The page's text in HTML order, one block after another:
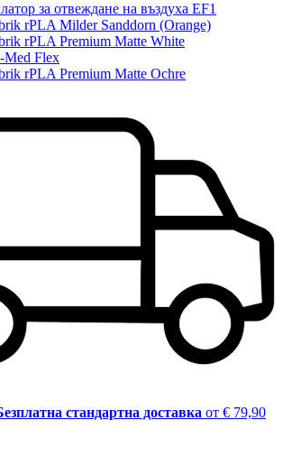
за отвеждане на въздуха EF1
rPLA Milder Sanddorn (Orange)
rPLA Premium Matte White
Med Flex
rPLA Premium Matte Ochre
стандартна доставка от € 79,90